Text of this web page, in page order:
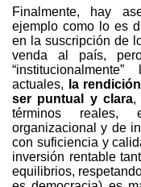
Finalmente, hay
ejemplo como lo es
en la suscripción de
venda al país,
actuales,
la
ser puntual y clara,
términos reales,
organizacional y de
con suficiencia y
inversión rentable
equilibrios,